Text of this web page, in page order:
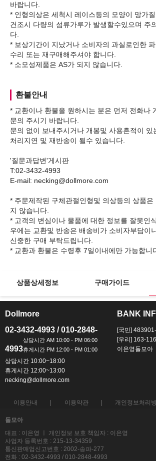
바랍니다.
* 인형의상은 세척시 레이스등의 모양이 망가
건조시 다량의 섬류가루가 발생할수있으며 주
다.
* 보상기간이 지났거나 소비자의 과실로인한
수리 또는 재구매해주셔야 합니다.
환불안내
* 교환이나 환불을 원하시는 분은 먼저 전화나
문의 주시기 바랍니다.
문의 없이 보내주시거나 개봉및 사용흔적이 있
처리지연 및 재반송이 될수 있습니다.
'질문과답변'게시판
T:02-3432-4993
E-mail: necking@dollmore.com
* 주문제작된 구체관절인형및 의상등의 상품은
지 않습니다.
* 고객의 변심이나 물품에 대한 정보를 잘못인
우에는 교환및 반송은 배송비가 소비자부담이
신중한 구매 부탁드립니다.
상품상세정보 구매가이드
Dollmore
02-3432-4993 / 010-2848-
4993
상담시간 10:00~18:00
휴게시간 12:00~13:00
necking@dollmore.com
BANK
[국민]
[우리] 163-
이은영돌모아
이용안내 이용약관 개인정보처리
돌모아
대표 : 이은영 ㅣ 개인정보 보호 책임자 : 이은영
사업자 등록번호 : 215-13-34359
통신판매업신고번호 : 2002-송파-277
전화 : 02-3432-4993 / 010-2848-4993